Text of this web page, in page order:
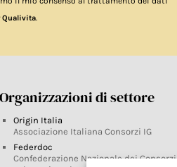
Qualivita.
Organizzazioni di settore
Origin Italia
Associazione Italiana Consorzi IG
Federdoc
Confederazione Nazionale dei Consorzi